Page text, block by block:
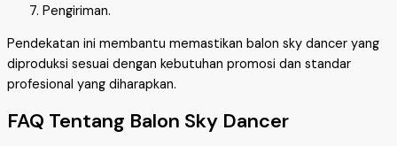
Pengiriman.
Pendekatan ini membantu memastikan balon sky dancer yang
diproduksi sesuai dengan kebutuhan promosi dan standar
profesional yang diharapkan.
FAQ Tentang Balon Sky Dancer